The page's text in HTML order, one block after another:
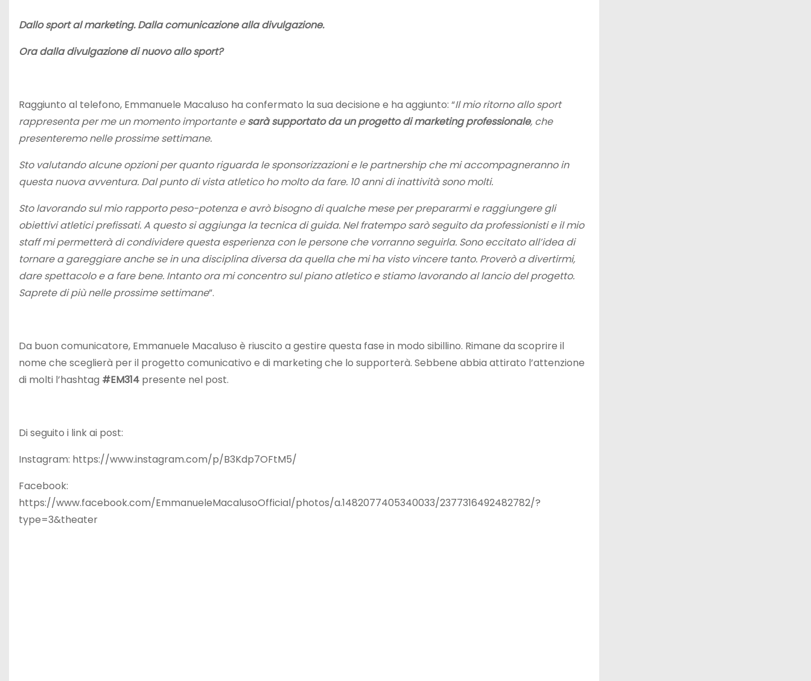
Dallo sport al marketing. Dalla comunicazione alla divulgazione.
Ora dalla divulgazione di nuovo allo sport?
Raggiunto al telefono, Emmanuele Macaluso ha confermato la sua decisione e ha aggiunto: “Il mio ritorno allo sport
rappresenta per me un momento importante esarà supportato da un progetto di marketing professionale, che
presenteremo nelle prossime settimane.
Sto valutando alcune opzioni per quanto riguarda le sponsorizzazioni e le partnership che mi accompagneranno in
questa nuova avventura. Dal punto di vista atletico ho molto da fare. 10 anni di inattività sono molti.
Sto lavorando sul mio rapporto peso-potenza e avrò bisogno di qualche mese per prepararmi e raggiungere gli
obiettivi atletici prefissati. A questo si aggiunga la tecnica di guida. Nel fratempo sarò seguito da professionisti e il mio
staff mi permetterà di condividere questa esperienza con le persone che vorranno seguirla. Sono eccitato all’idea di
tornare a gareggiare anche se in una disciplina diversa da quella che mi ha visto vincere tanto. Proverò a divertirmi,
dare spettacolo e a fare bene. Intanto ora mi concentro sul piano atletico e stiamo lavorando al lancio del progetto.
Saprete di più nelle prossime settimane”.
Da buon comunicatore, Emmanuele Macaluso è riuscito a gestire questa fase in modo sibillino. Rimane da scoprire il
nome che sceglierà per il progetto comunicativo e di marketing che lo supporterà. Sebbene abbia attirato l’attenzione
di molti l’hashtag #EM314 presente nel post.
Di seguito i link ai post:
Instagram: https://www.instagram.com/p/B3Kdp7OFtM5/
Facebook:
https://www.facebook.com/EmmanueleMacalusoOfficial/photos/a.1482077405340033/2377316492482782/?
type=3&theater